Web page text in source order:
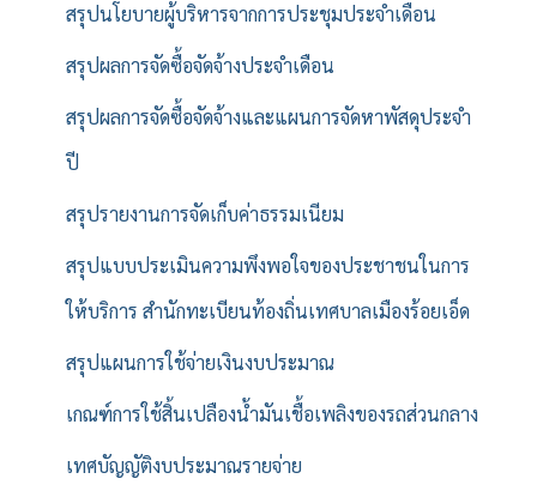
สรุปนโยบายผู้บริหารจากการประชุมประจำเดือน
สรุปผลการจัดซื้อจัดจ้างประจำเดือน
สรุปผลการจัดซื้อจัดจ้างและแผนการจัดหาพัสดุประจำ
ปี
สรุปรายงานการจัดเก็บค่าธรรมเนียม
สรุปแบบประเมินความพึงพอใจของประชาชนในการ
ให้บริการ สำนักทะเบียนท้องถิ่นเทศบาลเมืองร้อยเอ็ด
สรุปแผนการใช้จ่ายเงินงบประมาณ
เกณฑ์การใช้สิ้นเปลืองน้ำมันเชื้อเพลิงของรถส่วนกลาง
เทศบัญญัติงบประมาณรายจ่าย